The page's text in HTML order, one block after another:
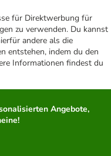
für Direktwerbung für
zu verwenden. Du kannst
andere als die
entstehen, indem du den
Informationen findest du
Angebote,